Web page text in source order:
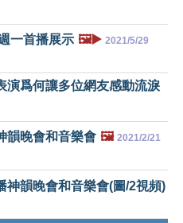
一首播展示 🖼️▶️ 2021/5/29
演爲何讓多位網友感動流淚
韻晚會和音樂會 🖼️ 2021/2/21
神韻晚會和音樂會(圖/2視頻)